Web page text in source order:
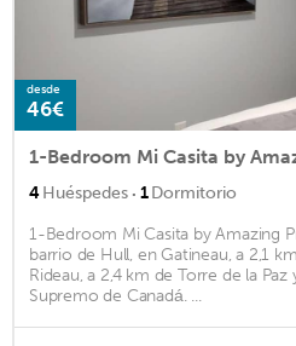
desde
46€
1-Bedroom Mi Casita by
4Huéspedes · 1Dormitorio
1-Bedroom Mi Casita by Amazing
barrio de Hull, en Gatineau, a 2,1
Rideau, a 2,4 km de Torre de la Paz
Supremo de Canadá. ...